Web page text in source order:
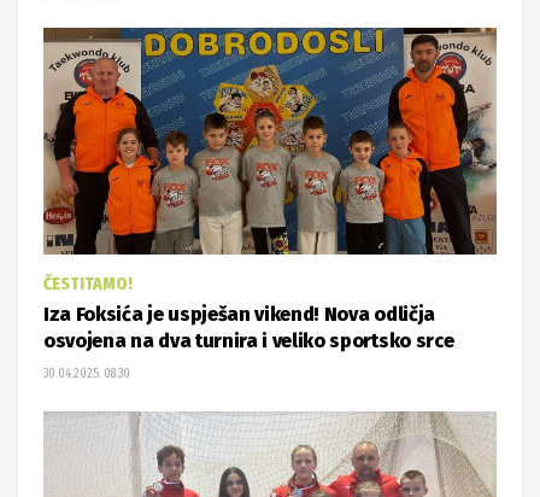
ČESTITAMO!
Iza Foksića je uspješan vikend! Nova odličja
osvojena na dva turnira i veliko sportsko srce
30.04.2025. 08:30